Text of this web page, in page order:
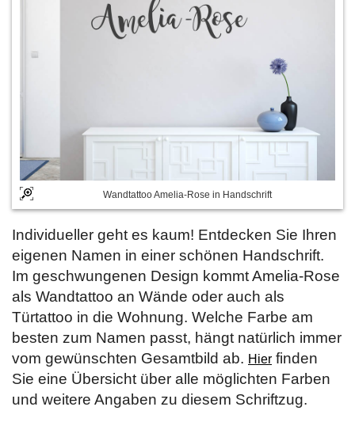
Wandtattoo Amelia-Rose in Handschrift
Individueller geht es kaum! Entdecken Sie Ihren
eigenen Namen in einer schönen Handschrift.
Im geschwungenen Design kommt Amelia-Rose
als Wandtattoo an Wände oder auch als
Türtattoo in die Wohnung. Welche Farbe am
besten zum Namen passt, hängt natürlich immer
vom gewünschten Gesamtbild ab. Hier finden
Sie eine Übersicht über alle möglichten Farben
und weitere Angaben zu diesem Schriftzug.